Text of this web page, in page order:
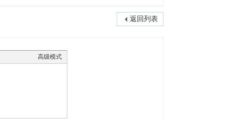
返回列表
高级模式